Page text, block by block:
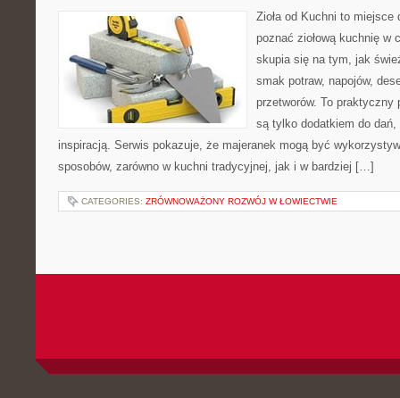
Zioła od Kuchni to
poznać ziołową kuchnię w
skupia się na tym, jak
smak potraw, napojów,
przetworów. To praktyczny
są tylko dodatkiem do dań,
inspiracją. Serwis pokazuje, że majeranek mogą być
sposobów, zarówno w kuchni tradycyjnej, jak i w bardziej […]
CATEGORIES: ZRÓWNOWAŻONY ROZWÓJ W ŁOWIECTWIE